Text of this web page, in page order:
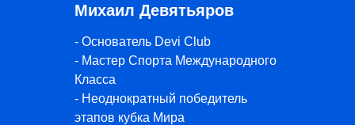
Михаил Девятьяров
- Основатель Devi Club
- Мастер Спорта Международного
Класса
- Неоднократный победитель
этапов кубка Мира